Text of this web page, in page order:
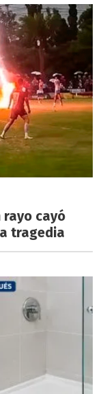
cayó
tragedia